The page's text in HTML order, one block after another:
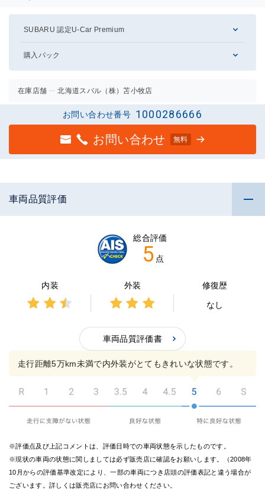
SUBARU 認定U-Car Premium
購入パック
在庫店舗 北海道スバル（株）苫小牧店
お問い合わせ番号 1000286666
お問い合わせ 無料
車両品質評価
総合評価
5 点
内装 外装
3点の
評価
修復歴
なし
車両品質評価書
走行距離5万km未満で内外装がとてもきれいな状態です。
※評価点及び上記コメントは、評価日時での車両状態を示したものです。
※現状の車両の状態に関しましては必ず販売店に確認をお願いします。（2008年
10月からの評価基準改定により、一部の車両につき店頭の評価表記と違う場合が
ございます。詳しくは販売店にお問い合わせください。